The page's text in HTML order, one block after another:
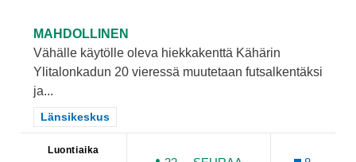
MAHDOLLINEN
Vähälle käytölle oleva hiekkakenttä Kähärin
Ylitalonkadun 20 vieressä muutetaan futsalkentäksi
ja...
Rajaa tulokset teeman mukaan: Länsikeskus
Länsikeskus
Luontiaika